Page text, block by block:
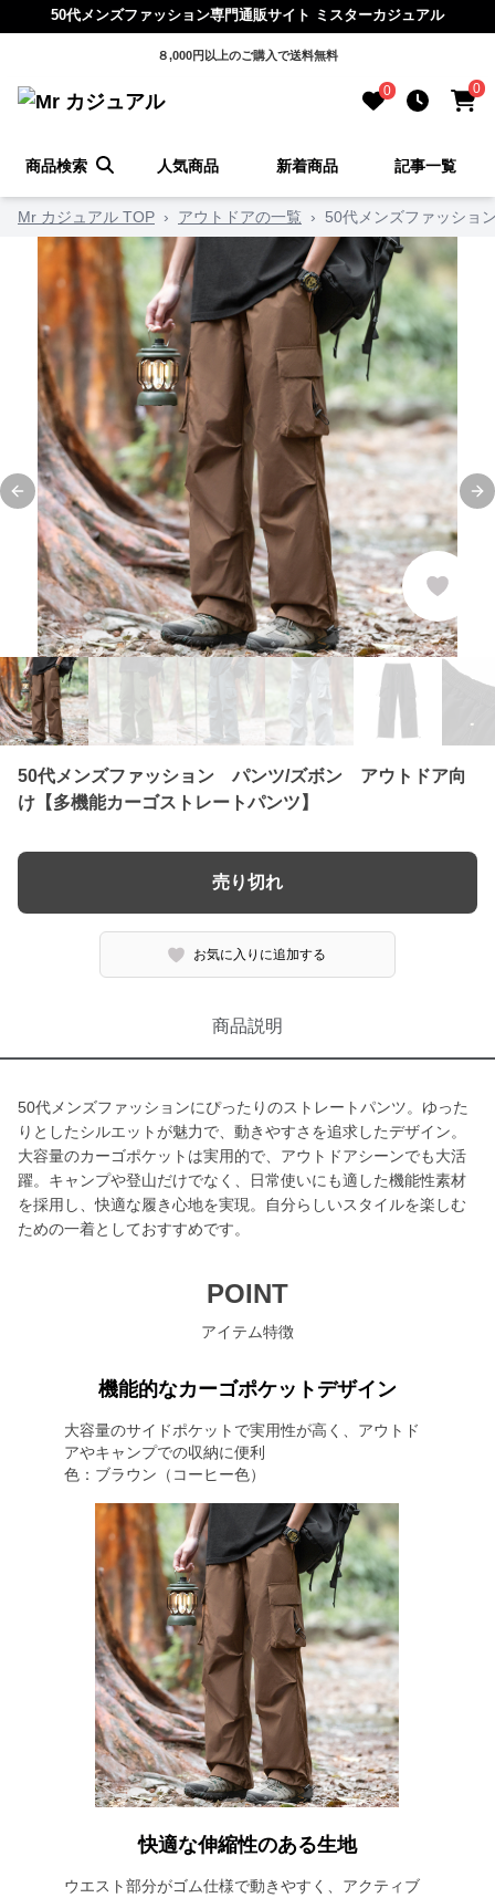
50代メンズファッション専門通販サイト ミスターカジュアル
８,000円以上のご購入で送料無料
0 0
商品検索 人気商品 新着商品 記事一覧
Mr カジュアル TOP › アウトドアの一覧 › 50代メンズファッショ
Previous slide
50代メンズファッション パンツ/ズボン アウトドア向
け【多機能カーゴストレートパンツ】
売り切れ
お気に入りに追加する
商品説明
50代メンズファッションにぴったりのストレートパンツ。ゆった
りとしたシルエットが魅力で、動きやすさを追求したデザイン。
大容量のカーゴポケットは実用的で、アウトドアシーンでも大活
躍。キャンプや登山だけでなく、日常使いにも適した機能性素材
を採用し、快適な履き心地を実現。自分らしいスタイルを楽しむ
ための一着としておすすめです。
POINT
アイテム特徴
機能的なカーゴポケットデザイン
大容量のサイドポケットで実用性が高く、アウトド
アやキャンプでの収納に便利
色：ブラウン（コーヒー色）
快適な伸縮性のある生地
ウエスト部分がゴム仕様で動きやすく、アクティブ